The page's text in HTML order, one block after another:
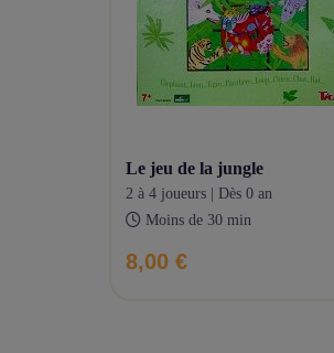
le jeu de la jungle
2 à 4 joueurs | Dès 0 an
Moins de 30 min
8,00 €